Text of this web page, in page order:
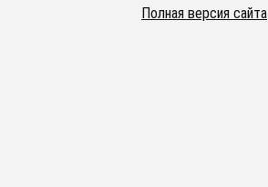
Полная версия сайта